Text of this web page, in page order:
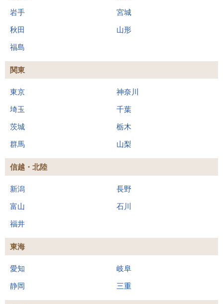
岩手 宮城
秋田 山形
福島
関東
東京 神奈川
埼玉 千葉
茨城 栃木
群馬 山梨
信越・北陸
新潟 長野
富山 石川
福井
東海
愛知 岐阜
静岡 三重